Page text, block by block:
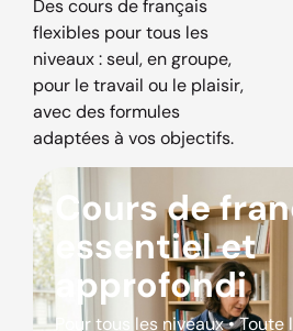
Des cours de français
flexibles pour tous les
niveaux : seul, en groupe,
pour le travail ou le plaisir,
avec des formules
adaptées à vos objectifs.
Cours de
essentiel et
approfondi
Pour tous les niveaux • Toute